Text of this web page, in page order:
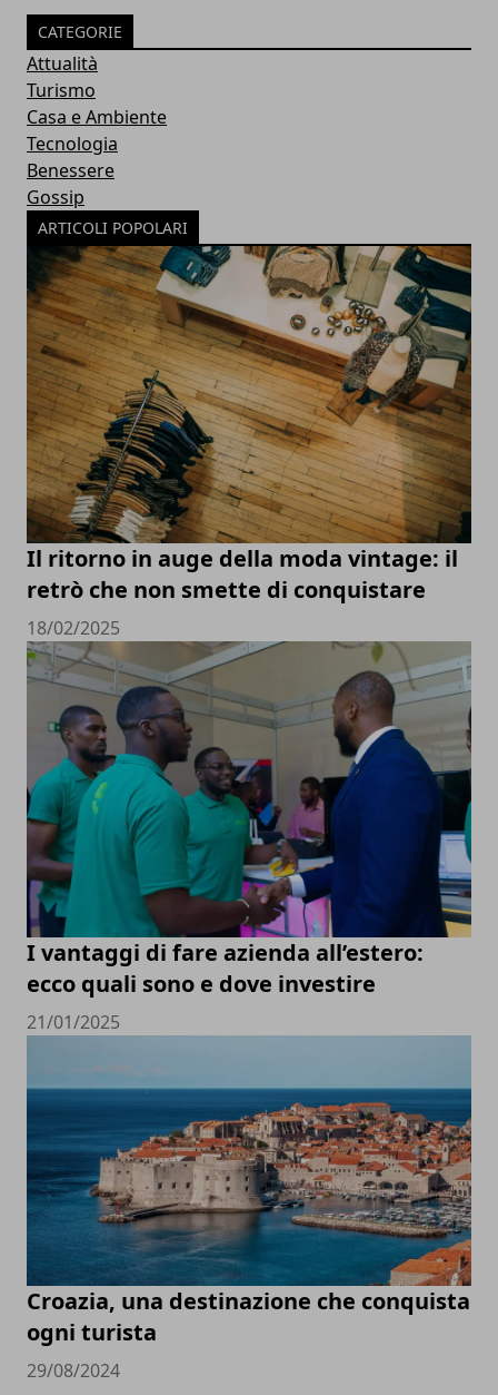
CATEGORIE
Attualità
Turismo
Casa e Ambiente
Tecnologia
Benessere
Gossip
ARTICOLI POPOLARI
Il ritorno in auge della moda vintage: il
retrò che non smette di conquistare
18/02/2025
I vantaggi di fare azienda all’estero:
ecco quali sono e dove investire
21/01/2025
Croazia, una destinazione che conquista
ogni turista
29/08/2024